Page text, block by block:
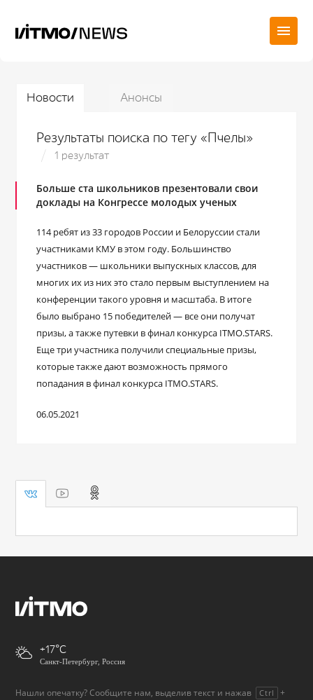
Новости Анонсы
Результаты поиска по тегу «Пчелы»
1 результат
Больше ста школьников презентовали свои
доклады на Конгрессе молодых ученых
114 ребят из 33 городов России и Белоруссии стали
участниками КМУ в этом году. Большинство
участников — школьники выпускных классов, для
многих их из них это стало первым выступлением на
конференции такого уровня и масштаба. В итоге
было выбрано 15 победителей — все они получат
призы, а также путевки в финал конкурса ITMO.STARS.
Еще три участника получили специальные призы,
которые также дают возможность прямого
попадания в финал конкурса ITMO.STARS.
06.05.2021
+17
Санкт-Петербург, Россия
Нашли опечатку? Сообщите нам, выделив текст и нажав Ctrl +